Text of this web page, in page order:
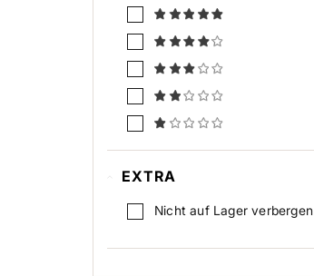
EXTRA
Nicht auf Lager verbergen